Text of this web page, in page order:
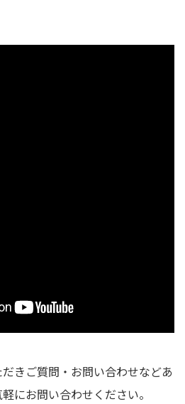
きご質問・お問い合わせなどあ
にお問い合わせください。